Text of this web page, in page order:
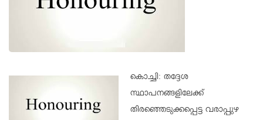
കൊച്ചി: തദ്ദേശ
സ്ഥാപനങ്ങളിലേക്ക്
തിരഞ്ഞെടുക്കപ്പെട്ട വരാപ്പുഴ